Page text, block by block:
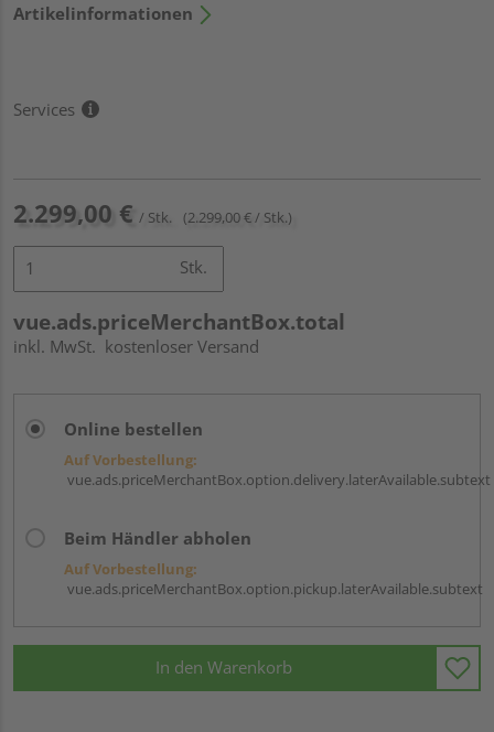
Artikelinformationen
Services
2.299,00 € / Stk. (2.299,00 € / Stk.)
Stk.
vue.ads.priceMerchantBox.total
inkl. MwSt. kostenloser Versand
Online bestellen
Auf Vorbestellung:
vue.ads.priceMerchantBox.option.delivery.laterAvailable.subtext
Beim Händler abholen
Auf Vorbestellung:
vue.ads.priceMerchantBox.option.pickup.laterAvailable.subtext
In den Warenkorb